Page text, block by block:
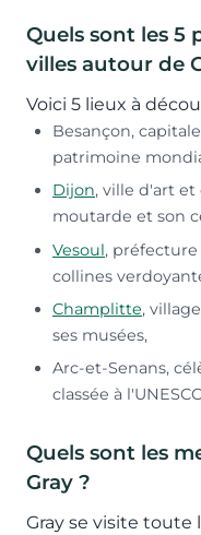
Quels sont les 5
villes autour de
Voici 5 lieux à
Besançon,
patrimoine
Dijon, ville d'art
moutarde et son
Vesoul,
collines
Champlitte,
ses musées,
Arc-et-Senans,
classée à
Quels sont les
Gray ?
Gray se visite toute